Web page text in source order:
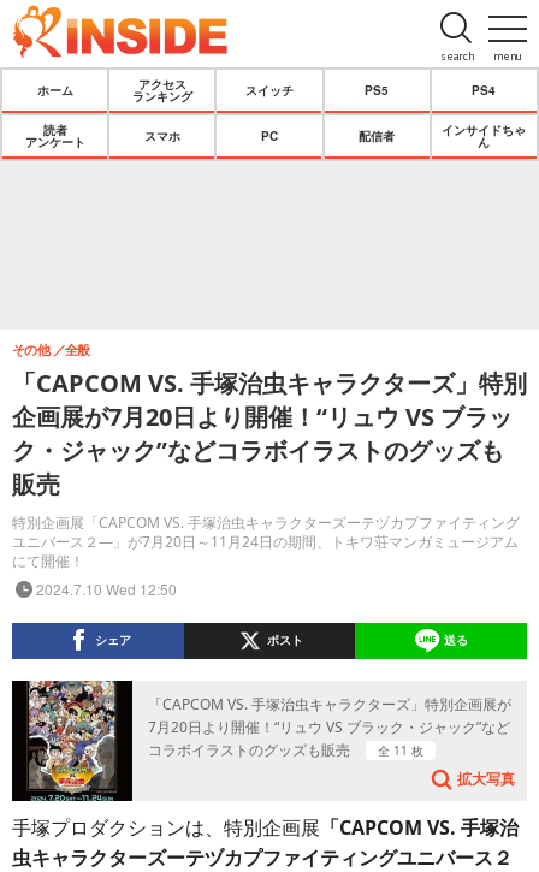
menu
search
ホーム
アクセス
ランキング
スイッチ PS5 PS4
読者
アンケート
スマホ PC 配信者
インサイドちゃ
ん
「CAPCOM VS. 手塚治虫キャラクターズ」特別
企画展が7月20日より開催！“リュウ VS ブラッ
ク・ジャック”などコラボイラストのグッズも
販売
特別企画展「CAPCOM VS. 手塚治虫キャラクターズーテヅカプファイティング
ユニバース２―」が7月20日～11月24日の期間、トキワ荘マンガミュージアム
にて開催！
その他 全般
2024.7.10 Wed 12:50
シェア ポスト 送る
「CAPCOM VS. 手塚治虫キャラクターズ」特別企画展が
7月20日より開催！“リュウ VS ブラック・ジャック”など
コラボイラストのグッズも販売
全 11 枚
拡大写真
手塚プロダクションは、特別企画展 「CAPCOM VS. 手塚治
虫キャラクターズーテヅカプファイティングユニバース２